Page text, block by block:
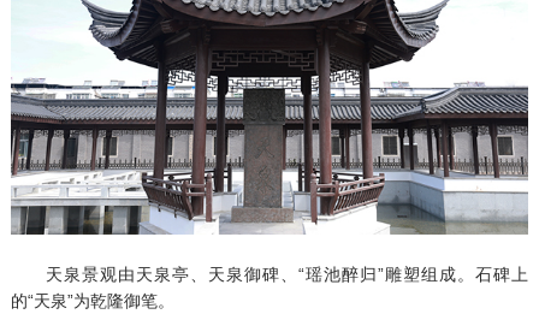
天泉景观由天泉亭、天泉御碑、“瑶池醉归”雕塑组成。石碑上
的“天泉”为乾隆御笔。